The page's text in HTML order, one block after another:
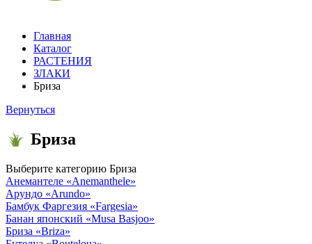
Главная
Каталог
РАСТЕНИЯ
ЗЛАКИ
Бриза
Вернуться
Бриза
Выберите категорию Бриза
Анемантеле «Anemanthele»
Арундо «Arundo»
Бамбук Фаргезия «Fargesia»
Банан японский «Musa Basjoo»
Бриза «Briza»